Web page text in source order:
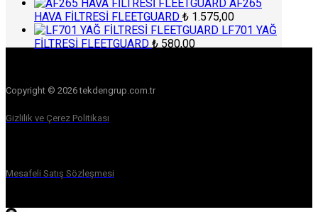
AF265
HAVA FİLTRESİ FLEETGUARD ₺ 1.575,00
LF701 YAĞ
FİLTRESİ FLEETGUARD ₺ 580,00
Copyright © 2026 tekdengrup.com.tr
Gizlilik ve Çerez Politikası
Mesafeli Satış Sözleşmesi